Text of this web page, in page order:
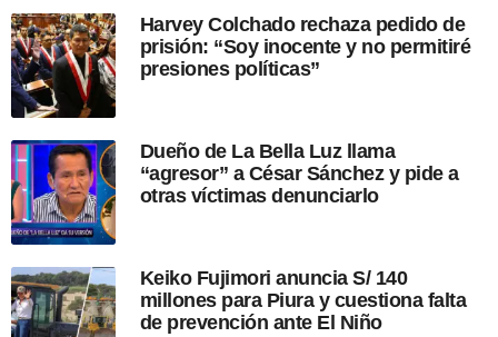
u
b
l
c
i
ó
Harvey Colchado rechaza pedido de
prisión: “Soy inocente y no permitiré
presiones políticas”
Dueño de La Bella Luz llama
“agresor” a César Sánchez y pide a
otras víctimas denunciarlo
Keiko Fujimori anuncia S/ 140
millones para Piura y cuestiona falta
de prevención ante El Niño